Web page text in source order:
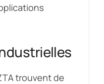
trouvent de